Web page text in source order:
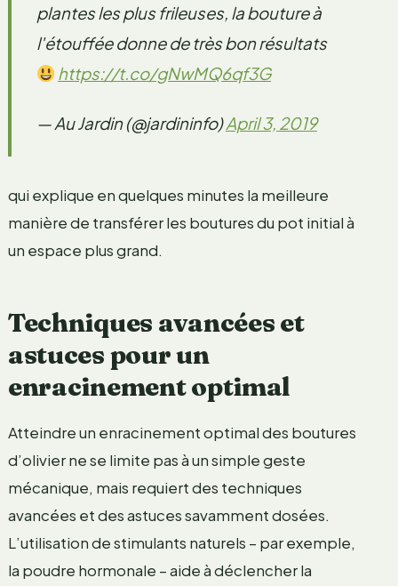
plantes les plus frileuses, la bouture à
l'étouffée donne de très bon résultats
https://t.co/gNwMQ6qf3G
— Au Jardin (@jardininfo)April 3, 2019
qui explique en quelques minutes la meilleure
manière de transférer les boutures du pot initial à
un espace plus grand.
Techniques avancées et
astuces pour un
enracinement optimal
Atteindre un enracinement optimal des boutures
d’olivier ne se limite pas à un simple geste
mécanique, mais requiert des techniques
avancées et des astuces savamment dosées.
L’utilisation de stimulants naturels – par exemple,
la poudre hormonale – aide à déclencher la